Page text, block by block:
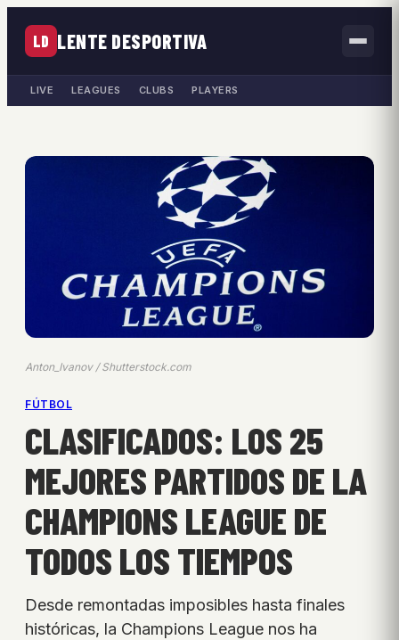
LD LENTE DESPORTIVA
LIVE LEAGUES CLUBS PLAYERS
Anton_Ivanov / Shutterstock.com
FÚTBOL
CLASIFICADOS: LOS 25
MEJORES PARTIDOS DE LA
CHAMPIONS LEAGUE DE
TODOS LOS TIEMPOS
Desde remontadas imposibles hasta finales
históricas, la Champions League nos ha